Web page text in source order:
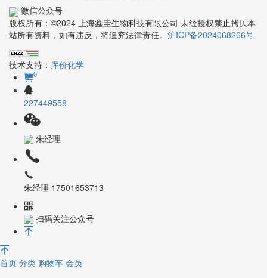
微信公众号
版权所有：©2024 上海鑫圭生物科技有限公司 未经授权禁止拷贝本
站所有资料，如有违反，将追究法律责任。 沪ICP备2024068266号
技术支持： 库价化学
0
227449558
朱经理
朱经理 17501653713
扫码关注公众号
首页 分类 购物车 会员